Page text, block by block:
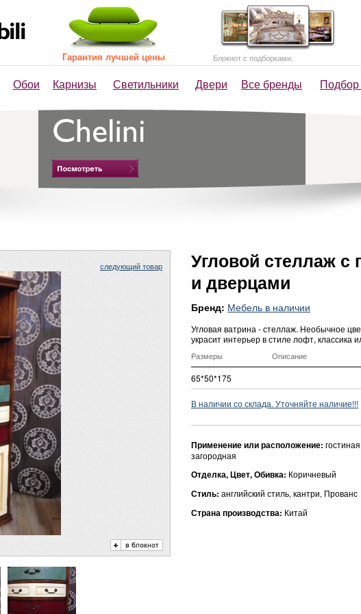
Обои Карнизы Светильники Двери Все бренды
Гарантия лучшей цены Блокнот с подборками.
следующий товар
Угловой стеллаж с
и дверцами
Бренд: Мебель в наличии
Угловая ватрина - стеллаж. Необычное
украсит интерьер в стиле лофт, классика
Размеры Описание
65*50*175
В наличии со склада. Уточняйте наличие!!!
Применение или расположение:
загородная
Отделка, Цвет, Обивка: Коричневый
Стиль: английский стиль, кантри, Прованс
Страна производства: Китай